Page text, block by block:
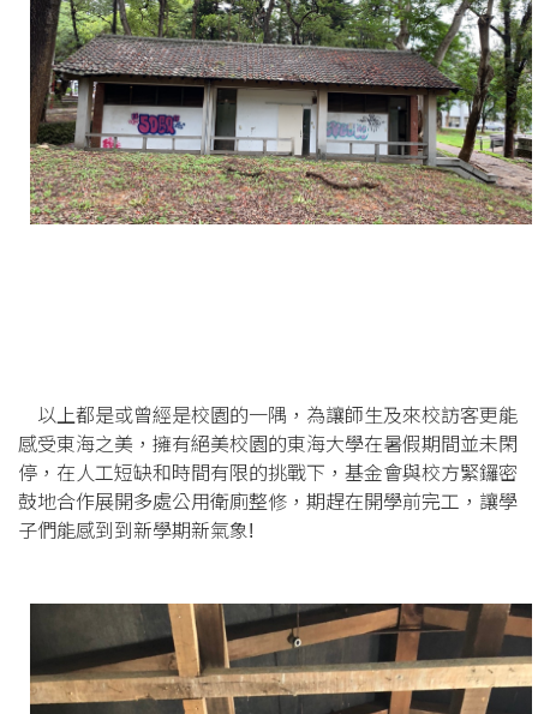
以上都是或曾經是校園的一隅，為讓師生及來校訪客更能
感受東海之美，擁有絕美校園的東海大學在暑假期間並未閑
停，在人工短缺和時間有限的挑戰下，基金會與校方緊鑼密
鼓地合作展開多處公用衛廁整修，期趕在開學前完工，讓學
子們能感到到新學期新氣象!